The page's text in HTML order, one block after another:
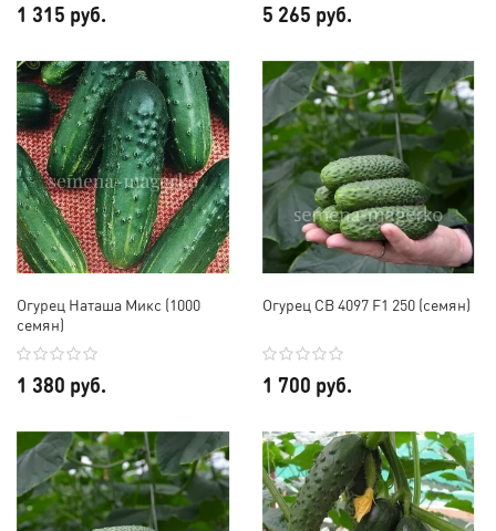
1 315 руб. 5 265 руб.
Огурец Наташа Микс (1000
семян)
1 380 руб.
Огурец СВ 4097 F1 250 (семян)
1 700 руб.